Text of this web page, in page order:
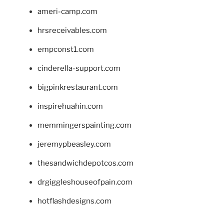
ameri-camp.com
hrsreceivables.com
empconst1.com
cinderella-support.com
bigpinkrestaurant.com
inspirehuahin.com
memmingerspainting.com
jeremypbeasley.com
thesandwichdepotcos.com
drgiggleshouseofpain.com
hotflashdesigns.com